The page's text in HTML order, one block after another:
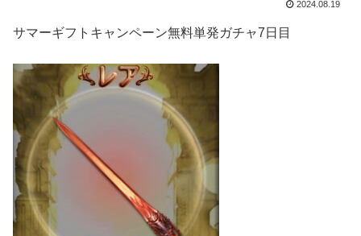
2024.08.19
サマーギフトキャンペーン無料単発ガチャ7日目